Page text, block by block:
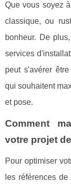
Que vous soyez
classique, ou
bonheur. De
services
peut s'avérer
qui souhaitent
et pose.
Comment
votre projet
Pour optimiser
les références